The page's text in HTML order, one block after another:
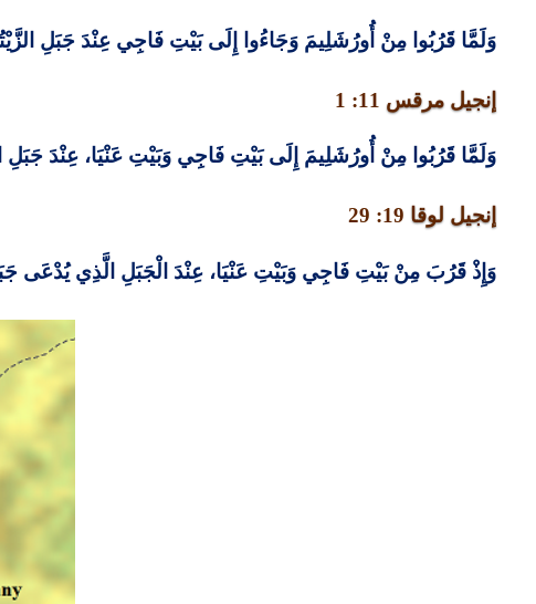
وَلَمَّا قَرُبُوا مِنْ أُورُشَلِيمَ وَجَاءُوا إِلَى بَيْتِ فَاجِي عِنْدَ جَبَلِ
إنجيل مرقس 11: 1
وَلَمَّا قَرُبُوا مِنْ أُورُشَلِيمَ إِلَى بَيْتِ فَاجِي وَبَيْتِ عَنْيَا، عِنْدَ جَبَلِ
إنجيل لوقا 19: 29
وَإِذْ قَرُبَ مِنْ بَيْتِ فَاجِي وَبَيْتِ عَنْيَا، عِنْدَ الْجَبَلِ الَّذِي يُدْعَى